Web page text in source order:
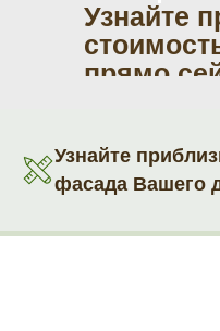
Узнайте
прямо
Узнайте
фасада Вашего